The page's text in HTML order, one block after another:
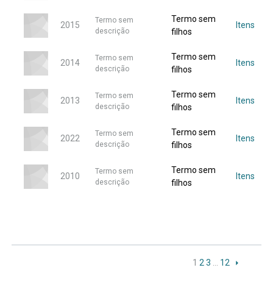
2015
Termo sem
descrição
Termo sem
filhos
Itens
2014
Termo sem
descrição
Termo sem
filhos
Itens
2013
Termo sem
descrição
Termo sem
filhos
Itens
2022
Termo sem
descrição
Termo sem
filhos
Itens
2010
Termo sem
descrição
Termo sem
filhos
Itens
1 2 3 12